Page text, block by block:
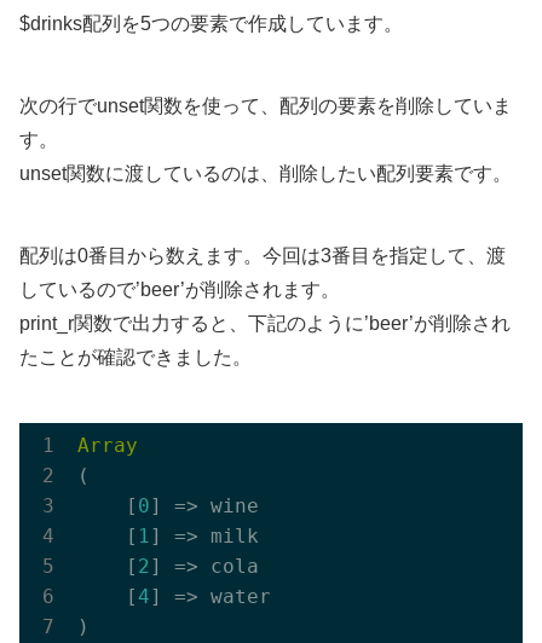
$drinks配列を5つの要素で作成しています。
次の行でunset関数を使って、配列の要素を削除していま
す。
unset関数に渡しているのは、削除したい配列要素です。
配列は0番目から数えます。今回は3番目を指定して、渡
しているので’beer’が削除されます。
print_r関数で出力すると、下記のように’beer’が削除され
たことが確認できました。
Array
(
    [
0] => wine
    [
1] => milk
    [
2] => cola
    [
4] => water